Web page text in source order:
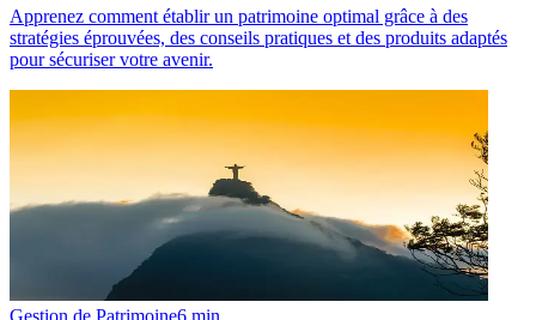
Apprenez comment établir un patrimoine optimal grâce à des
stratégies éprouvées, des conseils pratiques et des produits adaptés
pour sécuriser votre avenir.
Gestion de Patrimoine6 min